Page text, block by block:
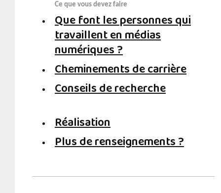
Ce que vous devez faire
Que font les personnes qui
travaillent en médias
numériques ?
Cheminements de carrière
Conseils de recherche
Réalisation
Plus de renseignements ?